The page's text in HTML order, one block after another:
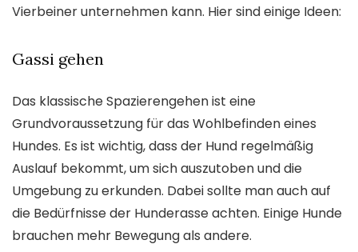
Vierbeiner unternehmen kann. Hier sind einige Ideen:
Gassi gehen
Das klassische Spazierengehen ist eine
Grundvoraussetzung für das Wohlbefinden eines
Hundes. Es ist wichtig, dass der Hund regelmäßig
Auslauf bekommt, um sich auszutoben und die
Umgebung zu erkunden. Dabei sollte man auch auf
die Bedürfnisse der Hunderasse achten. Einige Hunde
brauchen mehr Bewegung als andere.